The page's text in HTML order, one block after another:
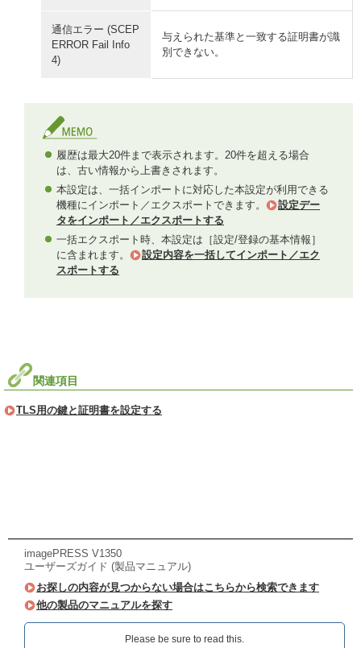
通信エラー (SCEP
ERROR Fail Info
4)
与えられた基準と一致する証明書が識
別できない。
履歴は最大20件まで表示されます。20件を超える場合
は、古い情報から上書きされます。
本設定は、一括インポートに対応した本設定が利用できる
機種にインポート／エクスポートできます。
設定デー
タをインポート／エクスポートする
一括エクスポート時、本設定は［設定/登録の基本情報］
に含まれます。
設定内容を一括してインポート／エク
スポートする
関連項目
TLS用の鍵と証明書を設定する
imagePRESS V1350
ユーザーズガイド (製品マニュアル)
お探しの内容が見つからない場合はこちらから検索できます
他の製品のマニュアルを探す
Please be sure to read this.‎